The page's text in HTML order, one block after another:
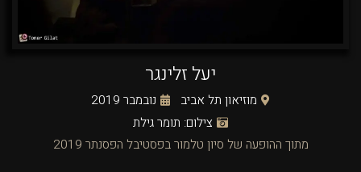
יעל זלינגר
מוזיאון תל אביב
נובמבר 2019
צילום: תומר גילת
מתוך ההופעה של סיון טלמור בפסטיבל הפסנתר 2019